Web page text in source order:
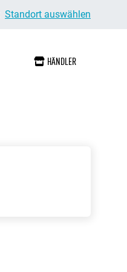
Standort auswählen
HÄNDLER